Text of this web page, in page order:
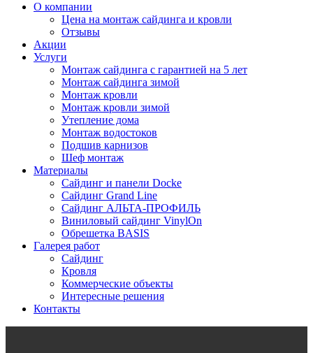
О компании
Цена на монтаж сайдинга и кровли
Отзывы
Акции
Услуги
Монтаж сайдинга с гарантией на 5 лет
Монтаж сайдинга зимой
Монтаж кровли
Монтаж кровли зимой
Утепление дома
Монтаж водостоков
Подшив карнизов
Шеф монтаж
Материалы
Сайдинг и панели Docke
Сайдинг Grand Line
Сайдинг АЛЬТА-ПРОФИЛЬ
Виниловый сайдинг VinylOn
Обрешетка BASIS
Галерея работ
Сайдинг
Кровля
Коммерческие объекты
Интересные решения
Контакты